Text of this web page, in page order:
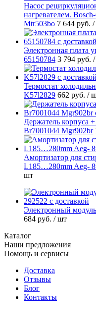
Насос
нагревателем.
Mtr503bo 7 644 руб.
Электронная плата
65150784 3 794 руб.
Термостат
K57l2829 662 руб. /
Держатель корпуса
Br7001044 Mgr902br
Амортизатор для
L185…280mm Aeg-
шт
Электронный
684 руб. / шт
Каталог
Наши предложения
Помощь и сервисы
Доставка
Отзывы
Блог
Контакты